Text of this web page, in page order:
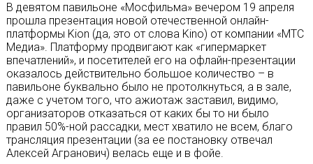
В девятом павильоне «Мосфильма» вечером 19 апреля
прошла презентация новой отечественной онлайн-
платформы Kion (да, это от слова Kino) от компании «МТС
Медиа». Платформу продвигают как «гипермаркет
впечатлений», и посетителей его на офлайн-презентации
оказалось действительно большое количество – в
павильоне буквально было не протолкнуться, а в зале,
даже с учетом того, что ажиотаж заставил, видимо,
организаторов отказаться от каких бы то ни было
правил 50%-ной рассадки, мест хватило не всем, благо
трансляция презентации (за ее постановку отвечал
Алексей Агранович) велась еще и в фойе.